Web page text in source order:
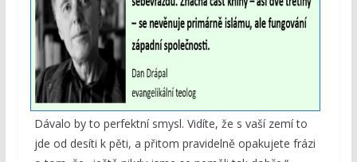
Dávalo by to perfektní smysl. Vidíte, že s vaší zemí to
jde od desíti k pěti, a přitom pravidelně opakujete frázi